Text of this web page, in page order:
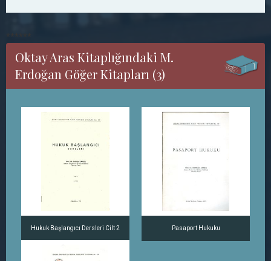
******
Oktay Aras Kitaplığındaki M.
Erdoğan Göğer Kitapları (3)
Hukuk Başlangıcı Dersleri Cilt 2 Pasaport Hukuku